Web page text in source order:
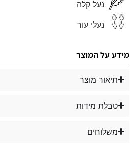
נעל קלה
נעלי עור
מידע על המוצר
תיאור מוצר
טבלת מידות
משלוחים